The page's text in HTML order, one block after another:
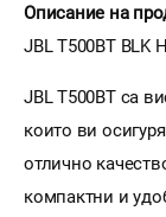
Описание на
JBL T500BT BLK
JBL T500BT са
които ви
отлично
компактни и